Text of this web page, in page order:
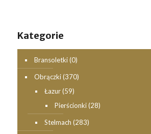
Kategorie
Bransoletki (0)
Obrączki (370)
Łazur (59)
Pierścionki (28)
Stelmach (283)